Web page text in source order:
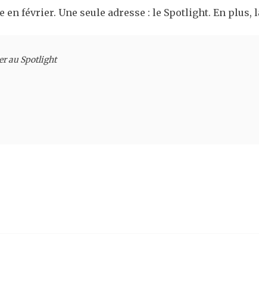
février. Une seule adresse : le Spotlight. En plus,
au Spotlight